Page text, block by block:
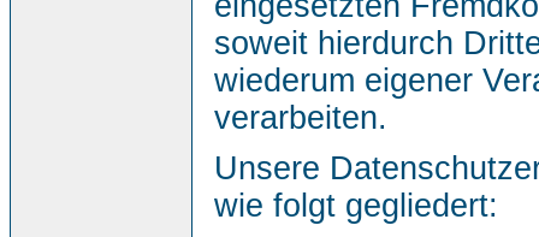
soweit hierdurch
wiederum eigener
verarbeiten.
Unsere
wie folgt gegliedert: